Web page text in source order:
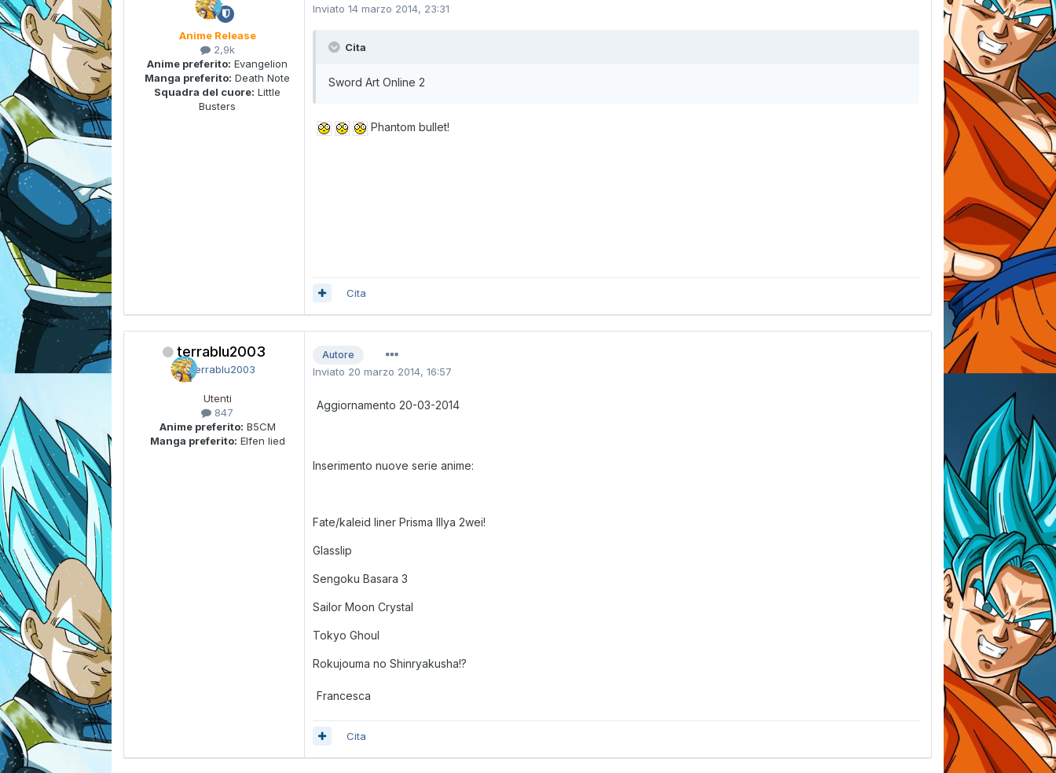
Anime Release
2,9k
Anime preferito: Evangelion
Manga preferito: Death Note
Squadra del cuore: Little
Busters
Inviato14 marzo 2014, 23:31
Cita
Sword Art Online 2
Phantom bullet!
Cita
terrablu2003
Utenti
847
Anime preferito: B5CM
Manga preferito: Elfen lied
Autore
Inviato 20 marzo 2014, 16:57
Aggiornamento 20-03-2014
Inserimento nuove serie anime:
Fate/kaleid liner Prisma Illya 2wei!
Glasslip
Sengoku Basara 3
Sailor Moon Crystal
Tokyo Ghoul
Rokujouma no Shinryakusha!?
Francesca
Cita